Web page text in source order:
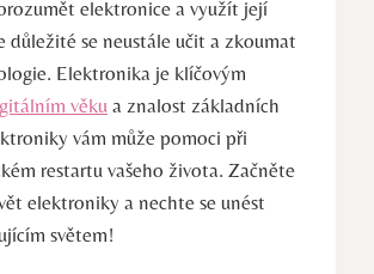
elektronice a využít její
důležité se neustále učit a zkoumat
Elektronika je klíčovým
věku a znalost základních
vám může pomoci při
restartu vašeho života. Začněte
elektroniky a nechte se unést
světem!